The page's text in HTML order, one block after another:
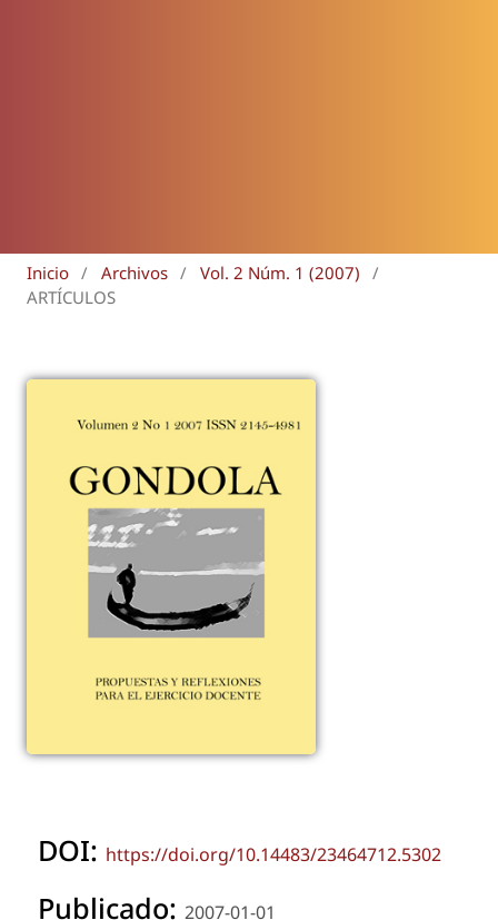
Inicio / Archivos / Vol. 2 Núm. 1 (2007)
/
ARTÍCULOS
DOI: https://doi.org/10.14483/23464712.5302
Publicado: 2007-01-01